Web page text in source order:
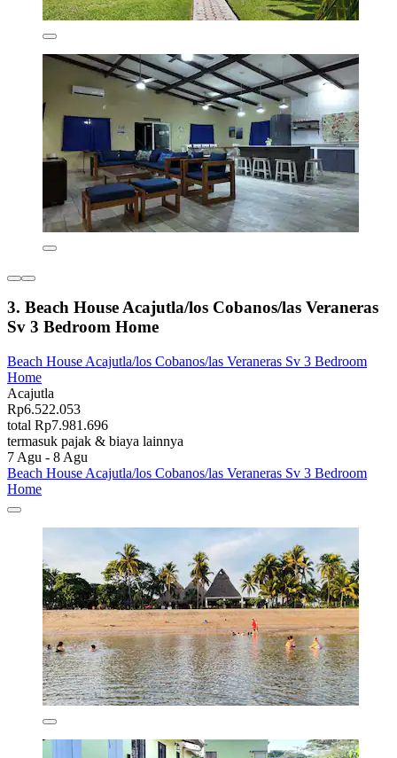
3. Beach House Acajutla/los Cobanos/las Veraneras
Sv 3 Bedroom Home
Beach House Acajutla/los Cobanos/las Veraneras Sv 3 Bedroom
Home
Acajutla
Rp6.522.053
total Rp7.981.696
termasuk pajak & biaya lainnya
7 Agu - 8 Agu
Beach House Acajutla/los Cobanos/las Veraneras Sv 3 Bedroom
Home